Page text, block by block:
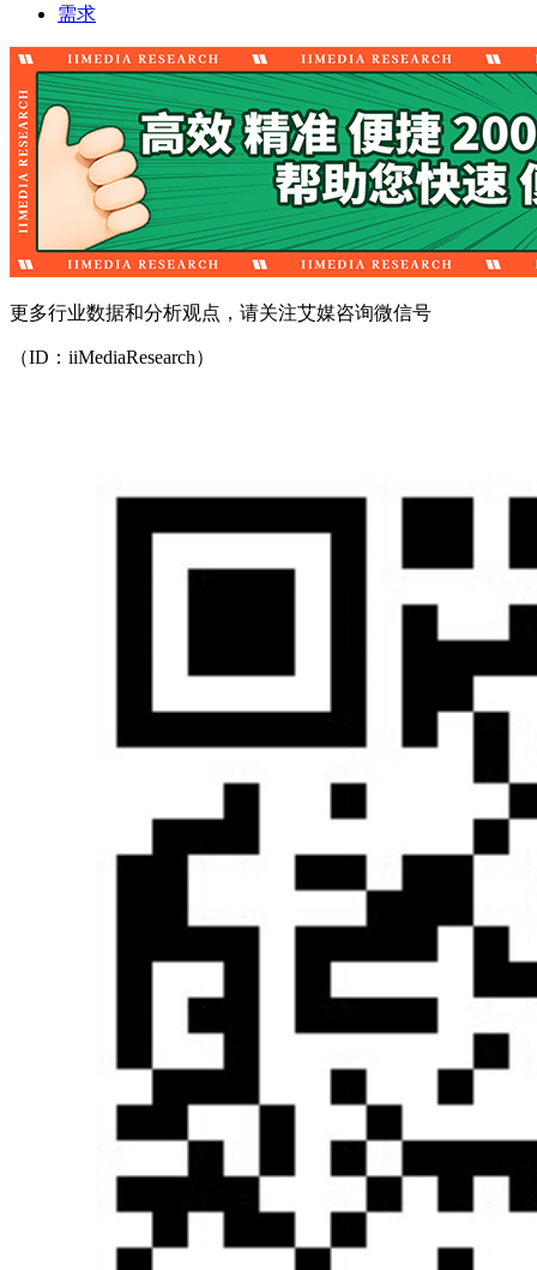
需求
更多行业数据和分析观点，请关注艾媒咨询微信号
（ID：iiMediaResearch）